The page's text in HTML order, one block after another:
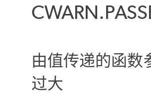
由值传递的函数
过大